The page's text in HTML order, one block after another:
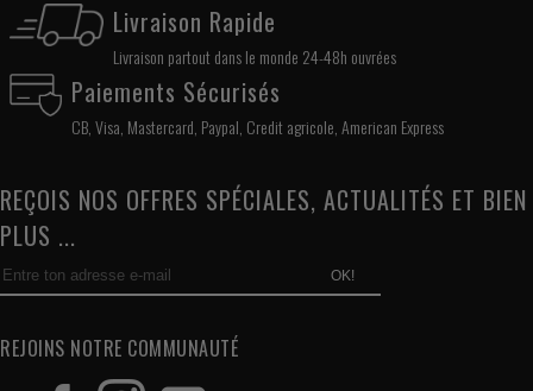
Livraison Rapide
Livraison partout dans le monde 24-48h ouvrées
Paiements Sécurisés
CB, Visa, Mastercard, Paypal, Credit agricole, American Express
REÇOIS NOS OFFRES SPÉCIALES, ACTUALITÉS ET BIEN
PLUS ...
OK!
REJOINS NOTRE COMMUNAUTÉ